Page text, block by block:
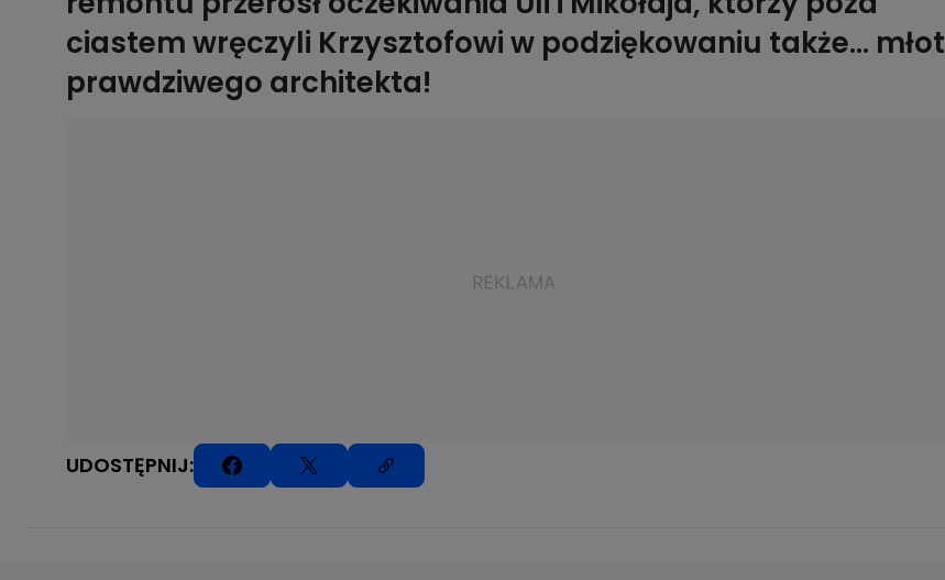
ciastem wręczyli Krzysztofowi w podziękowaniu także... młot
prawdziwego architekta!
UDOSTĘPNIJ: